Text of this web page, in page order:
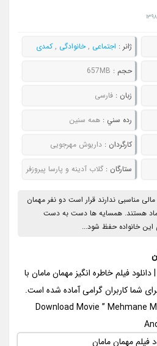
ژانر : اجتماعی ,خانوادگی ,کمدی
حجم : 657MB
زبان : فارسی
رده سني : همه سنین
کارگردان : داریوش مهرجویی
ستارگان : گلاب آدینه و پارسا پیروزفر
مناسبی ندارند قرار است دو نفر مهمان
هستند. همسایه ها دست به دست
این خانواده حفظ شود...
| دانلود فیلم خاطره انگیز مهمان مامان با
شما کاربران گرامی آماده شده است.
Download Movie ” Mehmane